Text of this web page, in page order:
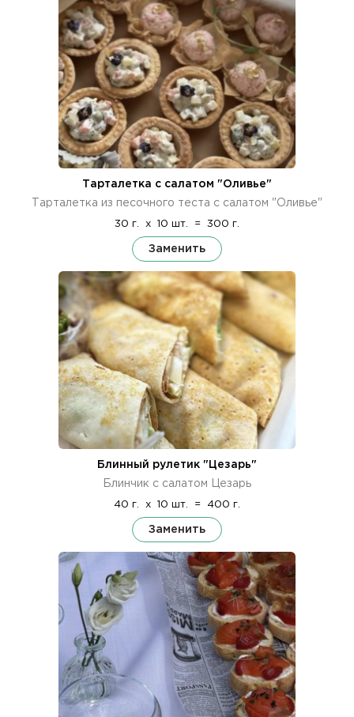
Тарталетка с салатом "Оливье"
Тарталетка из песочного теста с салатом "Оливье"
30 г. x 10 шт. = 300 г.
Заменить
Блинный рулетик "Цезарь"
Блинчик с салатом Цезарь
40 г. x 10 шт. = 400 г.
Заменить